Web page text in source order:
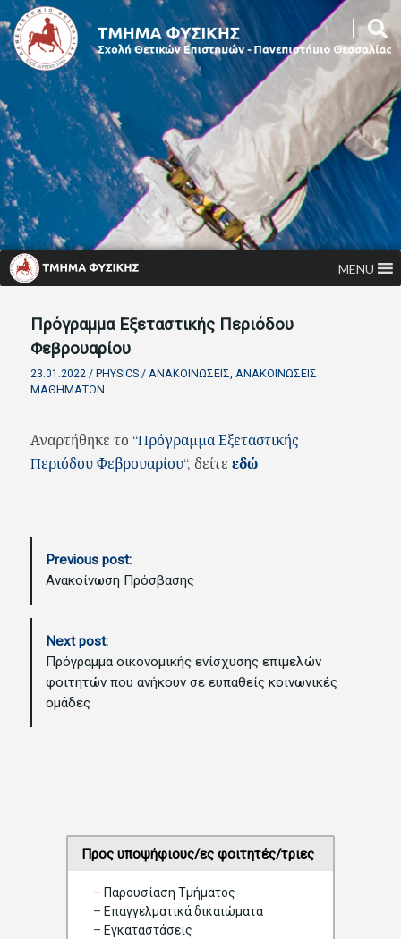
MENU
Πρόγραμμα Εξεταστικής Περιόδου
Φεβρουαρίου
23.01.2022 / PHYSICS / ΑΝΑΚΟΙΝΏΣΕΙΣ, ΑΝΑΚΟΙΝΏΣΕΙΣ
ΜΑΘΗΜΆΤΩΝ
Αναρτήθηκε το “Πρόγραμμα Εξεταστικής
Περιόδου Φεβρουαρίου“, δείτε εδώ
t
a
Previous post:
Ανακοίνωση Πρόσβασης
Next post:
Πρόγραμμα οικονομικής ενίσχυσης επιμελών
φοιτητών που ανήκουν σε ευπαθείς κοινωνικές
ομάδες
Προς υποψήφιους/ες φοιτητές/τριες
– Παρουσίαση Τμήματος
– Επαγγελματικά δικαιώματα
– Eγκαταστάσεις